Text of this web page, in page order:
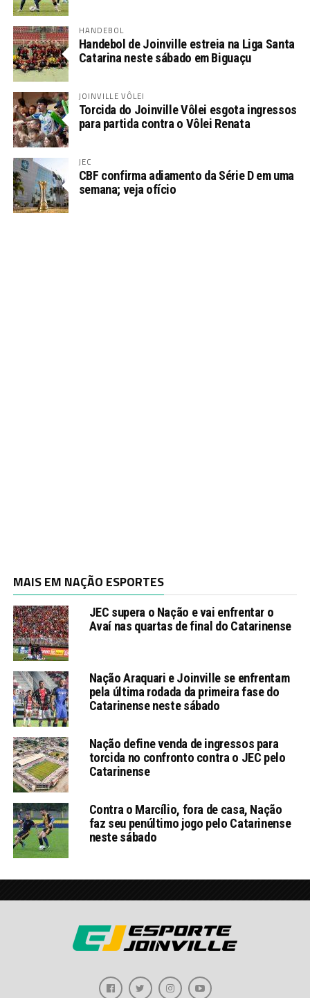
HANDEBOL
Handebol de Joinville estreia na Liga Santa
Catarina neste sábado em Biguaçu
JOINVILLE VÔLEI
Torcida do Joinville Vôlei esgota ingressos
para partida contra o Vôlei Renata
JEC
CBF confirma adiamento da Série D em uma
semana; veja ofício
MAIS EM NAÇÃO ESPORTES
JEC supera o Nação e vai enfrentar o
Avaí nas quartas de final do Catarinense
Nação Araquari e Joinville se enfrentam
pela última rodada da primeira fase do
Catarinense neste sábado
Nação define venda de ingressos para
torcida no confronto contra o JEC pelo
Catarinense
Contra o Marcílio, fora de casa, Nação
faz seu penúltimo jogo pelo Catarinense
neste sábado